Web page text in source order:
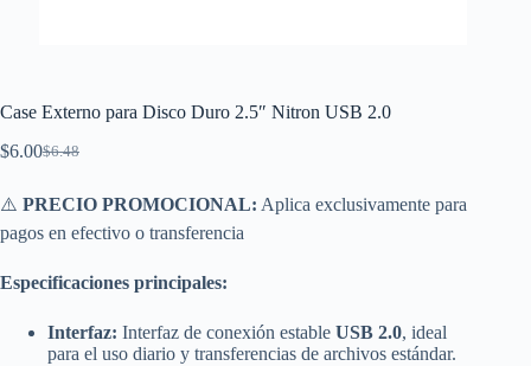
Case Externo para Disco Duro 2.5″ Nitron USB 2.0
$6.48
El
original
$6.48.
$6.00El
actual
$6.00.
⚠️ PRECIO PROMOCIONAL: Aplica exclusivamente para
pagos en efectivo o transferencia
Especificaciones principales:
Interfaz: Interfaz de conexión estable USB 2.0, ideal
para el uso diario y transferencias de archivos estándar.